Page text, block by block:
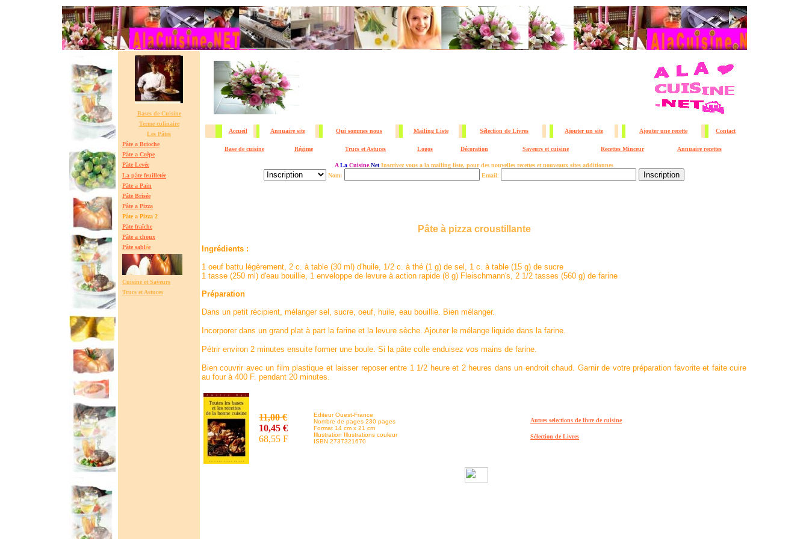
Bases de Cuisine
Terme culinaire
Les Pâtes
Pâte a Brioche
Pâte a Crêpe
Pâte Levée
La pâte feuilletée
Pâte a Pain
Pâte Brisée
Pâte a Pizza
Pâte a Pizza 2
Pâte fraîche
Pâte a choux
Pâte sablée
Cuisine et Saveurs
Trucs et Astuces
Accueil Annuaire site Qui sommes nous Mailing Liste Sélection de Livres Ajouter un site Ajouter une recette Contact
Base de cuisine Régime Trucs et Astuces Logos Décoration Saveurs et cuisine Recettes Minceur Annuaire recettes
ALa Cuisine.Net Inscrivez vous a la mailing liste, pour des nouvelles recettes et nouveaux sites additionnes
Nom:
Email:
Pâte à pizza croustillante
Ingrédients :
1 oeuf battu légèrement, 2 c. à table (30 ml) d'huile, 1/2 c. à thé (1 g) de sel, 1 c. à table (15 g) de sucre
1 tasse (250 ml) d'eau bouillie, 1 enveloppe de levure à action rapide (8 g) Fleischmann's, 2 1/2 tasses (560 g) de farine
Préparation
Dans un petit récipient, mélanger sel, sucre, oeuf, huile, eau bouillie. Bien mélanger.
Incorporer dans un grand plat à part la farine et la levure sèche. Ajouter le mélange liquide dans la farine.
Pétrir environ 2 minutes ensuite former une boule. Si la pâte colle enduisez vos mains de farine.
Bien couvrir avec un film plastique et laisser reposer entre 1 1/2 heure et 2 heures dans un endroit chaud. Garnir de votre préparation favorite et faite cuire
au four à 400 F. pendant 20 minutes.
11,00 €
10,45 €
68,55 F
Editeur Ouest-France
Nombre de pages 230 pages
Format 14 cm x 21 cm
Illustration Illustrations couleur
ISBN 2737321670
Autres selections de livre de cuisine
Sélection de Livres